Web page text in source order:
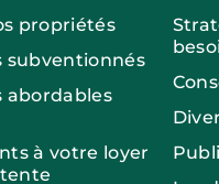
propriétés
subventionnés
abordables
à votre loyer